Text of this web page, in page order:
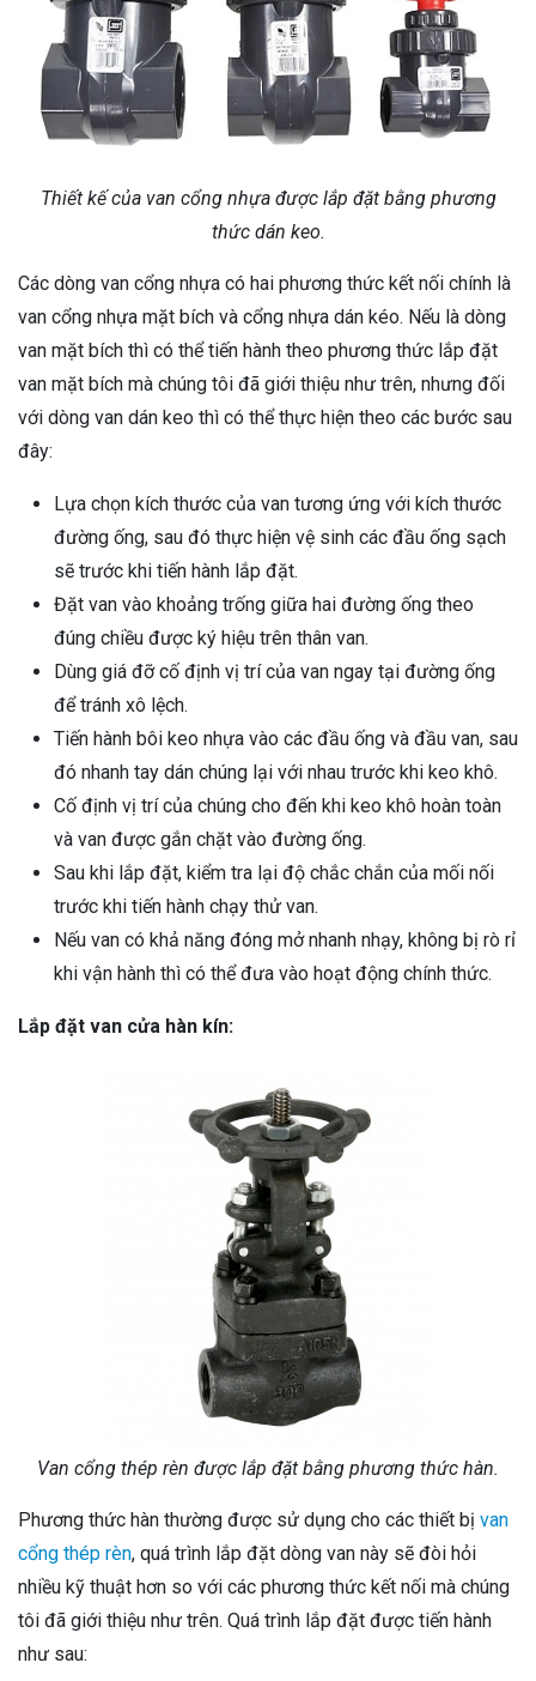
Thiết kế của van cổng nhựa được lắp đặt bằng phương
thức dán keo.
Các dòng van cổng nhựa có hai phương thức kết nối chính là
van cổng nhựa mặt bích và cổng nhựa dán kéo. Nếu là dòng
van mặt bích thì có thể tiến hành theo phương thức lắp đặt
van mặt bích mà chúng tôi đã giới thiệu như trên, nhưng đối
với dòng van dán keo thì có thể thực hiện theo các bước sau
đây:
Lựa chọn kích thước của van tương ứng với kích thước
đường ống, sau đó thực hiện vệ sinh các đầu ống sạch
sẽ trước khi tiến hành lắp đặt.
Đặt van vào khoảng trống giữa hai đường ống theo
đúng chiều được ký hiệu trên thân van.
Dùng giá đỡ cố định vị trí của van ngay tại đường ống
để tránh xô lệch.
Tiến hành bôi keo nhựa vào các đầu ống và đầu van, sau
đó nhanh tay dán chúng lại với nhau trước khi keo khô.
Cố định vị trí của chúng cho đến khi keo khô hoàn toàn
và van được gắn chặt vào đường ống.
Sau khi lắp đặt, kiểm tra lại độ chắc chắn của mối nối
trước khi tiến hành chạy thử van.
Nếu van có khả năng đóng mở nhanh nhạy, không bị rò rỉ
khi vận hành thì có thể đưa vào hoạt động chính thức.
Lắp đặt van cửa hàn kín:
Van cổng thép rèn được lắp đặt bằng phương thức hàn.
Phương thức hàn thường được sử dụng cho các thiết bị van
cổng thép rèn, quá trình lắp đặt dòng van này sẽ đòi hỏi
nhiều kỹ thuật hơn so với các phương thức kết nối mà chúng
tôi đã giới thiệu như trên. Quá trình lắp đặt được tiến hành
như sau: